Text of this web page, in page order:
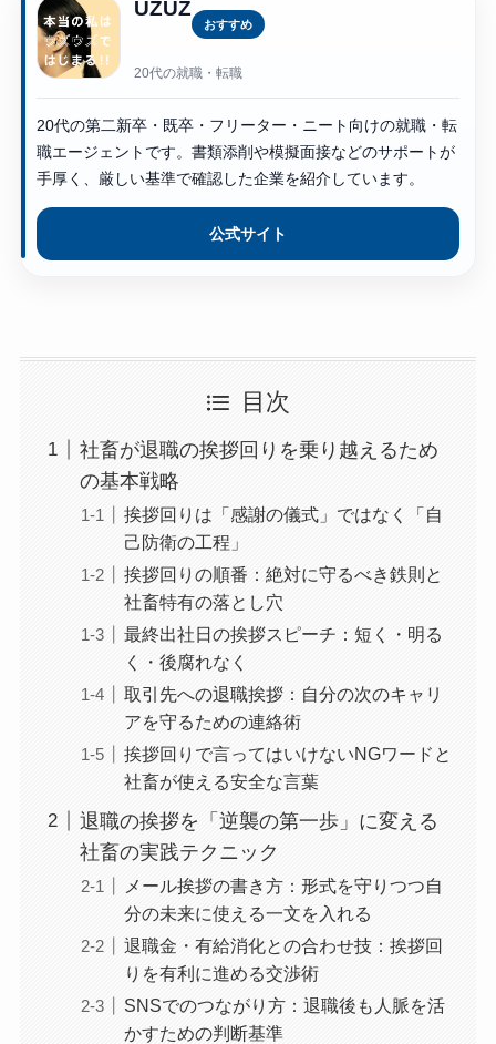
UZUZ
おすすめ
20代の就職・転職
20代の第二新卒・既卒・フリーター・ニート向けの就職・転
職エージェントです。書類添削や模擬面接などのサポートが
手厚く、厳しい基準で確認した企業を紹介しています。
公式サイト
目次
社畜が退職の挨拶回りを乗り越えるため
の基本戦略
挨拶回りは「感謝の儀式」ではなく「自
己防衛の工程」
挨拶回りの順番：絶対に守るべき鉄則と
社畜特有の落とし穴
最終出社日の挨拶スピーチ：短く・明る
く・後腐れなく
取引先への退職挨拶：自分の次のキャリ
アを守るための連絡術
挨拶回りで言ってはいけないNGワードと
社畜が使える安全な言葉
退職の挨拶を「逆襲の第一歩」に変える
社畜の実践テクニック
メール挨拶の書き方：形式を守りつつ自
分の未来に使える一文を入れる
退職金・有給消化との合わせ技：挨拶回
りを有利に進める交渉術
SNSでのつながり方：退職後も人脈を活
かすための判断基準